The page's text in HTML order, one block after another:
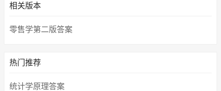
相关版本
零售学第二版答案
热门推荐
统计学原理答案